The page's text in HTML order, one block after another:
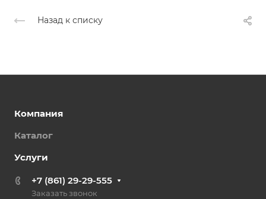
Назад к списку
Компания
Каталог
Услуги
+7 (861) 29-29-555
Заказать звонок